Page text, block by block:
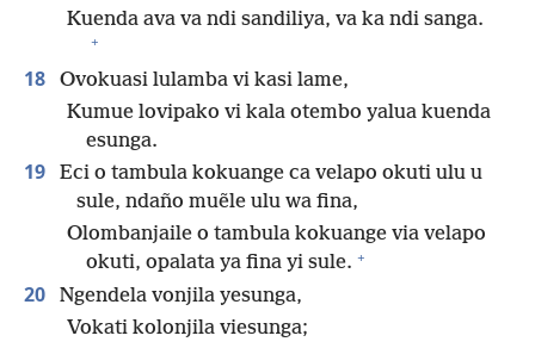
Kuenda ava va ndi sandiliya, va ka ndi sanga.
+
18
Ovokuasi lulamba vi kasi lame,
Kumue lovipako vi kala otembo yalua kuenda
esunga.
19
Eci o tambula kokuange ca velapo okuti ulu u
sule, ndaño muẽle ulu wa fina,
Olombanjaile o tambula kokuange via velapo
okuti, opalata ya fina yi sule. +
20
Ngendela vonjila yesunga,
Vokati kolonjila viesunga;